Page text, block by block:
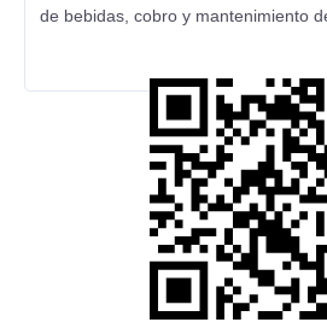
de bebidas, cobro y mantenimiento